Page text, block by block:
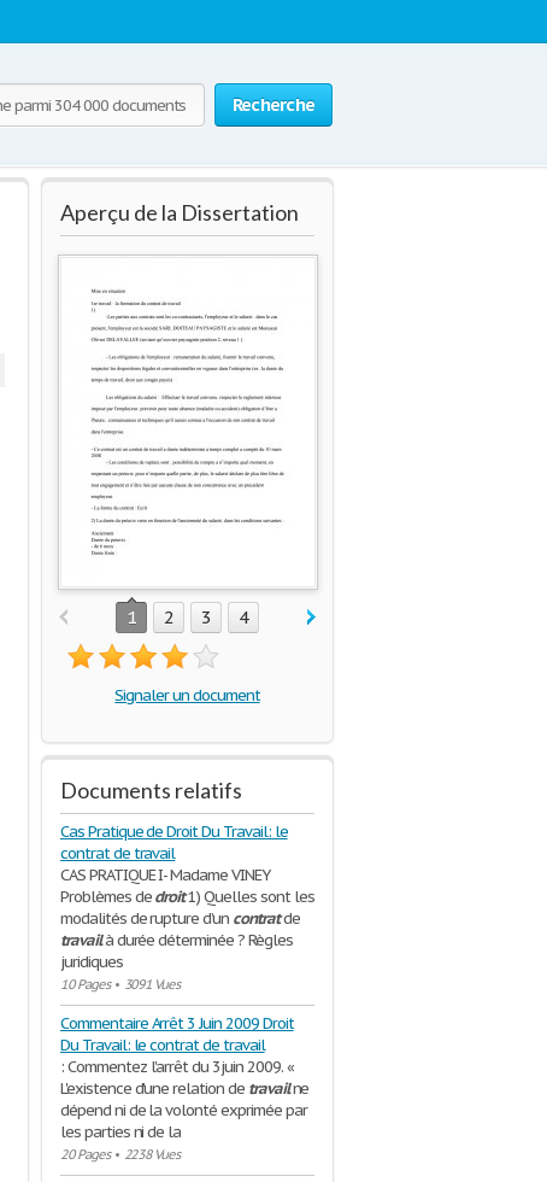
Recherche
Aperçu de la Dissertation
1 2 3 4
Signaler un document
Documents relatifs
Cas Pratique de Droit Du Travail: le
contrat de travail
CAS PRATIQUE I- Madame VINEY
Problèmes dedroit1) Quelles sont les
modalités de rupture d’un contratde
travailà durée déterminée ? Règles
juridiques
10 Pages• 3091 Vues
Commentaire Arrêt 3 Juin 2009 Droit
Du Travail: le contrat de travail
: Commentez l'arrêt du 3juin 2009. «
L'existence d'une relation de travailne
dépend ni de la volonté exprimée par
les parties ni de la
20 Pages• 2238 Vues